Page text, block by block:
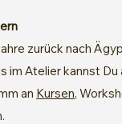
zurück nach
im Atelier kannst Du
an Kursen,